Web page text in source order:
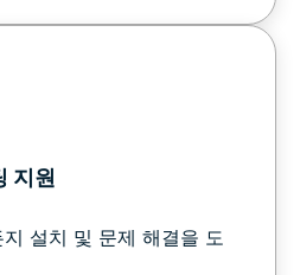
지원
설치 및 문제 해결을 도